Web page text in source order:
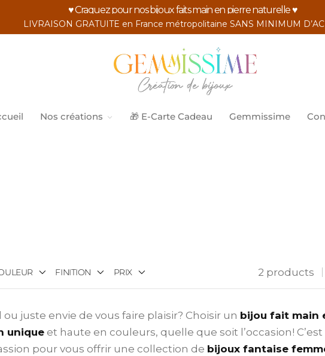
♥ Craquez pour nos bijoux faits main en pierre naturelle ♥
LIVRAISON GRATUITE en France métropolitaine SANS MINIMUM
Nos créations 🎁 E-Carte Cadeau Gemmissime
FINITION PRIX
Price: 110 €—190 €
Filter
2 products
juste envie de vous faire plaisir? Choisir un bijou fait main
uniqueet haute en couleurs, quelle que soit l’occasion!
pour vous offrir une collection de bijoux fantaise